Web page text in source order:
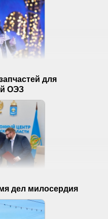
для
ОЭЗ
дел милосердия